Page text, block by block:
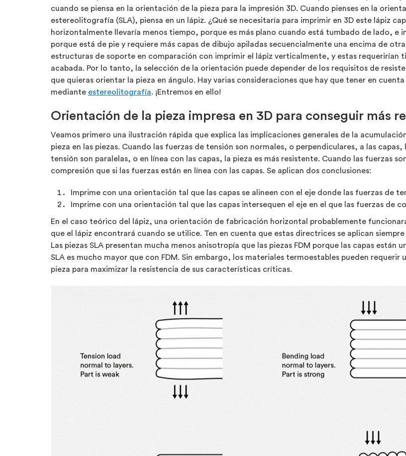
cuando se piensa en la orientación de la pieza para la impresión 3D. Cuando pienses en la
estereolitografía (SLA), piensa en un lápiz. ¿Qué se necesitaría para imprimir en 3D este lápiz
horizontalmente llevaría menos tiempo, porque es más plano cuando está tumbado de lado,
porque está de pie y requiere más capas de dibujo apiladas secuencialmente una encima de
estructuras de soporte en comparación con imprimir el lápiz verticalmente, y estas requerirían
acabada. Por lo tanto, la selección de la orientación puede depender de los requisitos de
que quieras orientar la pieza en ángulo. Hay varias consideraciones que hay que tener en
mediante estereolitografía. ¡Entremos en ello!
Orientación de la pieza impresa en 3D para conseguir más
Veamos primero una ilustración rápida que explica las implicaciones generales de la
pieza en las piezas. Cuando las fuerzas de tensión son normales, o perpendiculares, a las
tensión son paralelas, o en línea con las capas, la pieza es más resistente. Cuando las fuerzas
compresión que si las fuerzas están en línea con las capas. Se aplican dos conclusiones:
Imprime con una orientación tal que las capas se alineen con el eje donde las fuerzas de
Imprime con una orientación tal que las capas intersequen el eje en el que las fuerzas de
En el caso teórico del lápiz, una orientación de fabricación horizontal probablemente
que el lápiz encontrará cuando se utilice. Ten en cuenta que estas directrices se aplican
Las piezas SLA presentan mucha menos anisotropía que las piezas FDM porque las capas
SLA es mucho mayor que con FDM. Sin embargo, los materiales termoestables pueden
pieza para maximizar la resistencia de sus características críticas.